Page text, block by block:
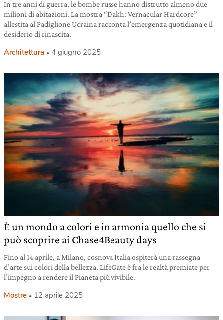
In tre anni di guerra, le bombe russe hanno distrutto almeno due
milioni di abitazioni. La mostra “Dakh: Vernacular Hardcore”
allestita al Padiglione Ucraina racconta l’emergenza quotidiana e il
desiderio di rinascita.
Architettura 4 giugno 2025
È un mondo a colori e in armonia quello che si
può scoprire ai Chase4Beauty days
Fino al 14 aprile, a Milano, cosnova Italia ospiterà una rassegna
d’arte sui colori della bellezza. LifeGate è fra le realtà premiate per
l’impegno a rendere il Pianeta più vivibile.
Mostre 12 aprile 2025